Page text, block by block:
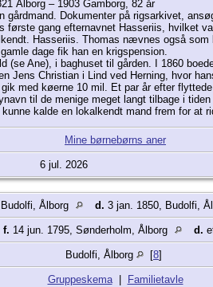
Ålborg – 1903 Gamborg, 82 år
Dokumenter på rigsarkivet,
gang efternavnet Hasseriis, hvilket
Hasseriis. Thomas nævnes også
dage fik han en krigspension.
(se Ane), i baghuset til gården. I 1860
Jens Christian i Lind ved Herning, hvor
med køerne 10 mil. Et par år efter
til de menige meget langt tilbage i
kalde en lokalkendt mand frem for at
officerer i den danske hær tilbage fra
til danske befalingsmænd og soldater.
Mine børnebørns aner
6 jul. 2026
Ålborg d. 3 jan. 1850, Budolfi,
f. 14 jun. 1795, Sønderholm, Ålborg d.
Budolfi, Ålborg [8]
Gruppeskema| Familietavle